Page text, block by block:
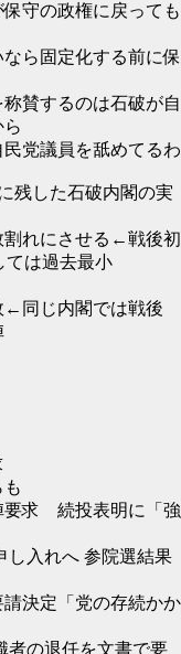
守の政権に戻っても
ら固定化する前に保
賛するのは石破が自
党議員を舐めてるわ
残した石破内閣の実
割れにさせる←戦後初
ては過去最小
←同じ内閣では戦後
要求 続投表明に「強
し入れへ 参院選結果
請決定「党の存続かか
者の退任を文書で要